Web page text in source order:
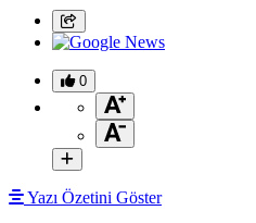
0
Yazı Özetini Göster